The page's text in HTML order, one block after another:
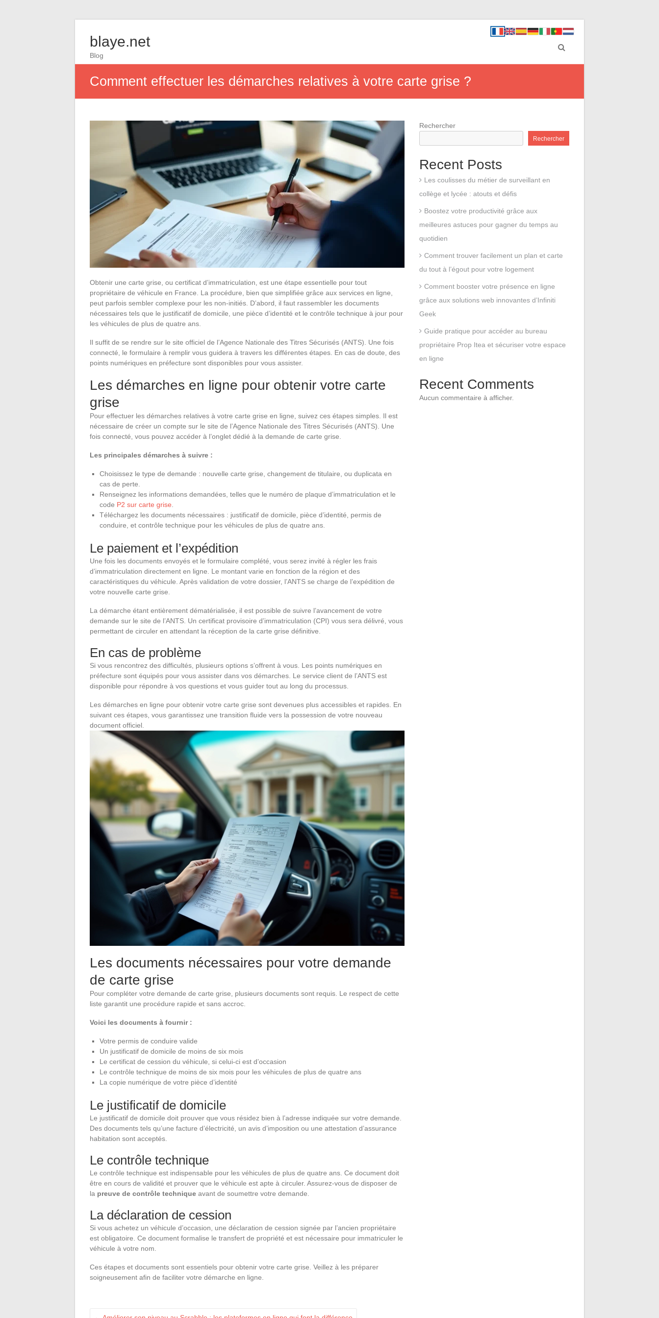
blaye.net
Blog
Comment effectuer les démarches relatives à votre carte grise ?
Obtenir une carte grise, ou certificat d’immatriculation, est une étape essentielle pour tout
propriétaire de véhicule en France. La procédure, bien que simplifiée grâce aux services en ligne,
peut parfois sembler complexe pour les non-initiés. D’abord, il faut rassembler les documents
nécessaires tels que le justificatif de domicile, une pièce d’identité et le contrôle technique à jour pour
les véhicules de plus de quatre ans.
Il suffit de se rendre sur le site officiel de l’Agence Nationale des Titres Sécurisés (ANTS). Une fois
connecté, le formulaire à remplir vous guidera à travers les différentes étapes. En cas de doute, des
points numériques en préfecture sont disponibles pour vous assister.
Les démarches en ligne pour obtenir votre carte
grise
Pour effectuer les démarches relatives à votre carte grise en ligne, suivez ces étapes simples. Il est
nécessaire de créer un compte sur le site de l’Agence Nationale des Titres Sécurisés (ANTS). Une
fois connecté, vous pouvez accéder à l’onglet dédié à la demande de carte grise.
Les principales démarches à suivre :
Choisissez le type de demande : nouvelle carte grise, changement de titulaire, ou duplicata en
cas de perte.
Renseignez les informations demandées, telles que le numéro de plaque d’immatriculation et le
code P2 sur carte grise
Téléchargez les documents nécessaires : justificatif de domicile, pièce d’identité, permis de
conduire, et contrôle technique pour les véhicules de plus de quatre ans.
Le paiement et l’expédition
Une fois les documents envoyés et le formulaire complété, vous serez invité à régler les frais
d’immatriculation directement en ligne. Le montant varie en fonction de la région et des
caractéristiques du véhicule. Après validation de votre dossier, l’ANTS se charge de l’expédition de
votre nouvelle carte grise.
La démarche étant entièrement dématérialisée, il est possible de suivre l’avancement de votre
demande sur le site de l’ANTS. Un certificat provisoire d’immatriculation (CPI) vous sera délivré, vous
permettant de circuler en attendant la réception de la carte grise définitive.
En cas de problème
Si vous rencontrez des difficultés, plusieurs options s’offrent à vous. Les points numériques en
préfecture sont équipés pour vous assister dans vos démarches. Le service client de l’ANTS est
disponible pour répondre à vos questions et vous guider tout au long du processus.
Les démarches en ligne pour obtenir votre carte grise sont devenues plus accessibles et rapides. En
suivant ces étapes, vous garantissez une transition fluide vers la possession de votre nouveau
document officiel.
Les documents nécessaires pour votre demande
de carte grise
Pour compléter votre demande de carte grise, plusieurs documents sont requis. Le respect de cette
liste garantit une procédure rapide et sans accroc.
Voici les documents à fournir :
Votre permis de conduire valide
Un justificatif de domicile de moins de six mois
Le certificat de cession du véhicule, si celui-ci est d’occasion
Le contrôle technique de moins de six mois pour les véhicules de plus de quatre ans
La copie numérique de votre pièce d’identité
Le justificatif de domicile
Le justificatif de domicile doit prouver que vous résidez bien à l’adresse indiquée sur votre demande.
Des documents tels qu’une facture d’électricité, un avis d’imposition ou une attestation d’assurance
habitation sont acceptés.
Le contrôle technique
Le contrôle technique est indispensable pour les véhicules de plus de quatre ans. Ce document doit
être en cours de validité et prouver que le véhicule est apte à circuler. Assurez-vous de disposer de
la preuve de contrôle technique avant de soumettre votre demande.
La déclaration de cession
Si vous achetez un véhicule d’occasion, une déclaration de cession signée par l’ancien propriétaire
est obligatoire. Ce document formalise le transfert de propriété et est nécessaire pour immatriculer le
véhicule à votre nom.
Ces étapes et documents sont essentiels pour obtenir votre carte grise. Veillez à les préparer
soigneusement afin de faciliter votre démarche en ligne.
Rechercher
Rechercher
Recent Posts
Les coulisses du métier de surveillant en
collège et lycée : atouts et défis
Boostez votre productivité grâce aux
meilleures astuces pour gagner du temps au
quotidien
Comment trouver facilement un plan et carte
du tout à l’égout pour votre logement
Comment booster votre présence en ligne
grâce aux solutions web innovantes d’Infiniti
Geek
Guide pratique pour accéder au bureau
propriétaire Prop Itea et sécuriser votre espace
en ligne
Recent Comments
Aucun commentaire à afficher.